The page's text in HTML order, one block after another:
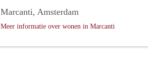
Marcanti, Amsterdam
Meer informatie over wonen in Marcanti